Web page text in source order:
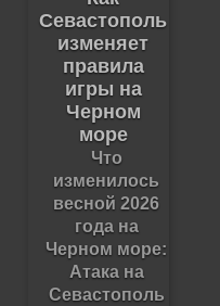
Севастополь
изменяет
правила
игры на
Черном
море
Что
изменилось
весной 2026
года на
Черном море:
Атака на
Севастополь